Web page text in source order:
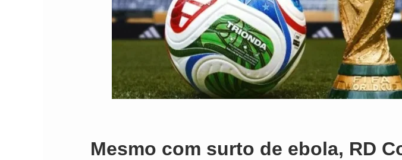
Mesmo com surto de ebola, RD